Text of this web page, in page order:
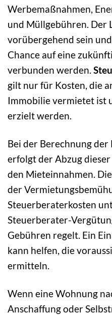
Werbemaßnahmen,
und Müllgebühren. Der
vorübergehend sein
Chance auf eine
verbunden werden.
gilt nur für Kosten, die
Immobilie vermietet ist
erzielt werden.
Bei der Berechnung
erfolgt der Abzug
den Mieteinnahmen.
der
Steuerberaterkosten
Steuerberater-
Gebühren regelt. Ein
kann helfen, die
ermitteln.
Wenn eine Wohnung
Anschaffung oder